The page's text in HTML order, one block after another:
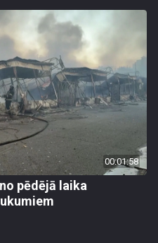
00:01:58
pēdējā laika